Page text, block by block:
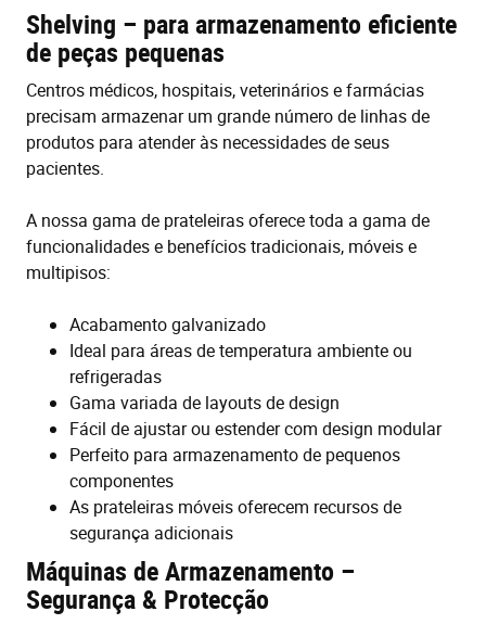
Shelving – para armazenamento eficiente
de peças pequenas
Centros médicos, hospitais, veterinários e farmácias
precisam armazenar um grande número de linhas de
produtos para atender às necessidades de seus
pacientes.
A nossa gama de prateleiras oferece toda a gama de
funcionalidades e benefícios tradicionais, móveis e
multipisos:
Acabamento galvanizado
Ideal para áreas de temperatura ambiente ou
refrigeradas
Gama variada de layouts de design
Fácil de ajustar ou estender com design modular
Perfeito para armazenamento de pequenos
componentes
As prateleiras móveis oferecem recursos de
segurança adicionais
Máquinas de Armazenamento –
Segurança & Protecção